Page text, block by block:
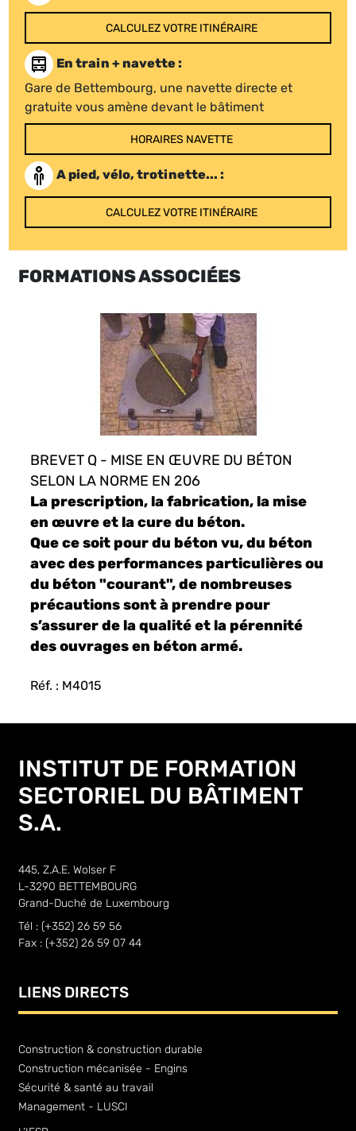
CALCULEZ VOTRE ITINÉRAIRE
En train + navette :
Gare de Bettembourg, une navette directe et
gratuite vous amène devant le bâtiment
HORAIRES NAVETTE
A pied, vélo, trotinette... :
CALCULEZ VOTRE ITINÉRAIRE
FORMATIONS ASSOCIÉES
BREVET Q - MISE EN ŒUVRE DU BÉTON
SELON LA NORME EN 206
La prescription, la fabrication, la mise
en œuvre et la cure du béton.
Que ce soit pour du béton vu, du béton
avec des performances particulières ou
du béton "courant", de nombreuses
précautions sont à prendre pour
s’assurer de la qualité et la pérennité
des ouvrages en béton armé.
Réf. : M4015
INSTITUT DE FORMATION
SECTORIEL DU BÂTIMENT
S.A.
445, Z.A.E. Wolser F
L-3290 BETTEMBOURG
Grand-Duché de Luxembourg
Tél : (+352) 26 59 56
Fax : (+352) 26 59 07 44
LIENS DIRECTS
Construction & construction durable
Construction mécanisée - Engins
Sécurité & santé au travail
Management - LUSCI